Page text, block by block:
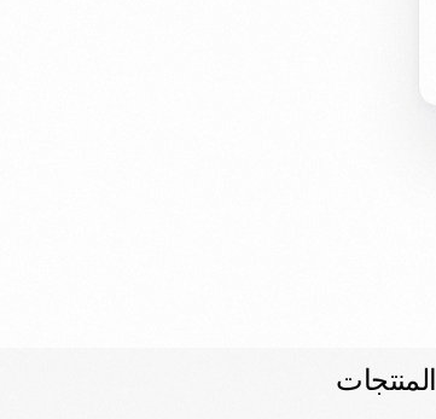
المنتجات